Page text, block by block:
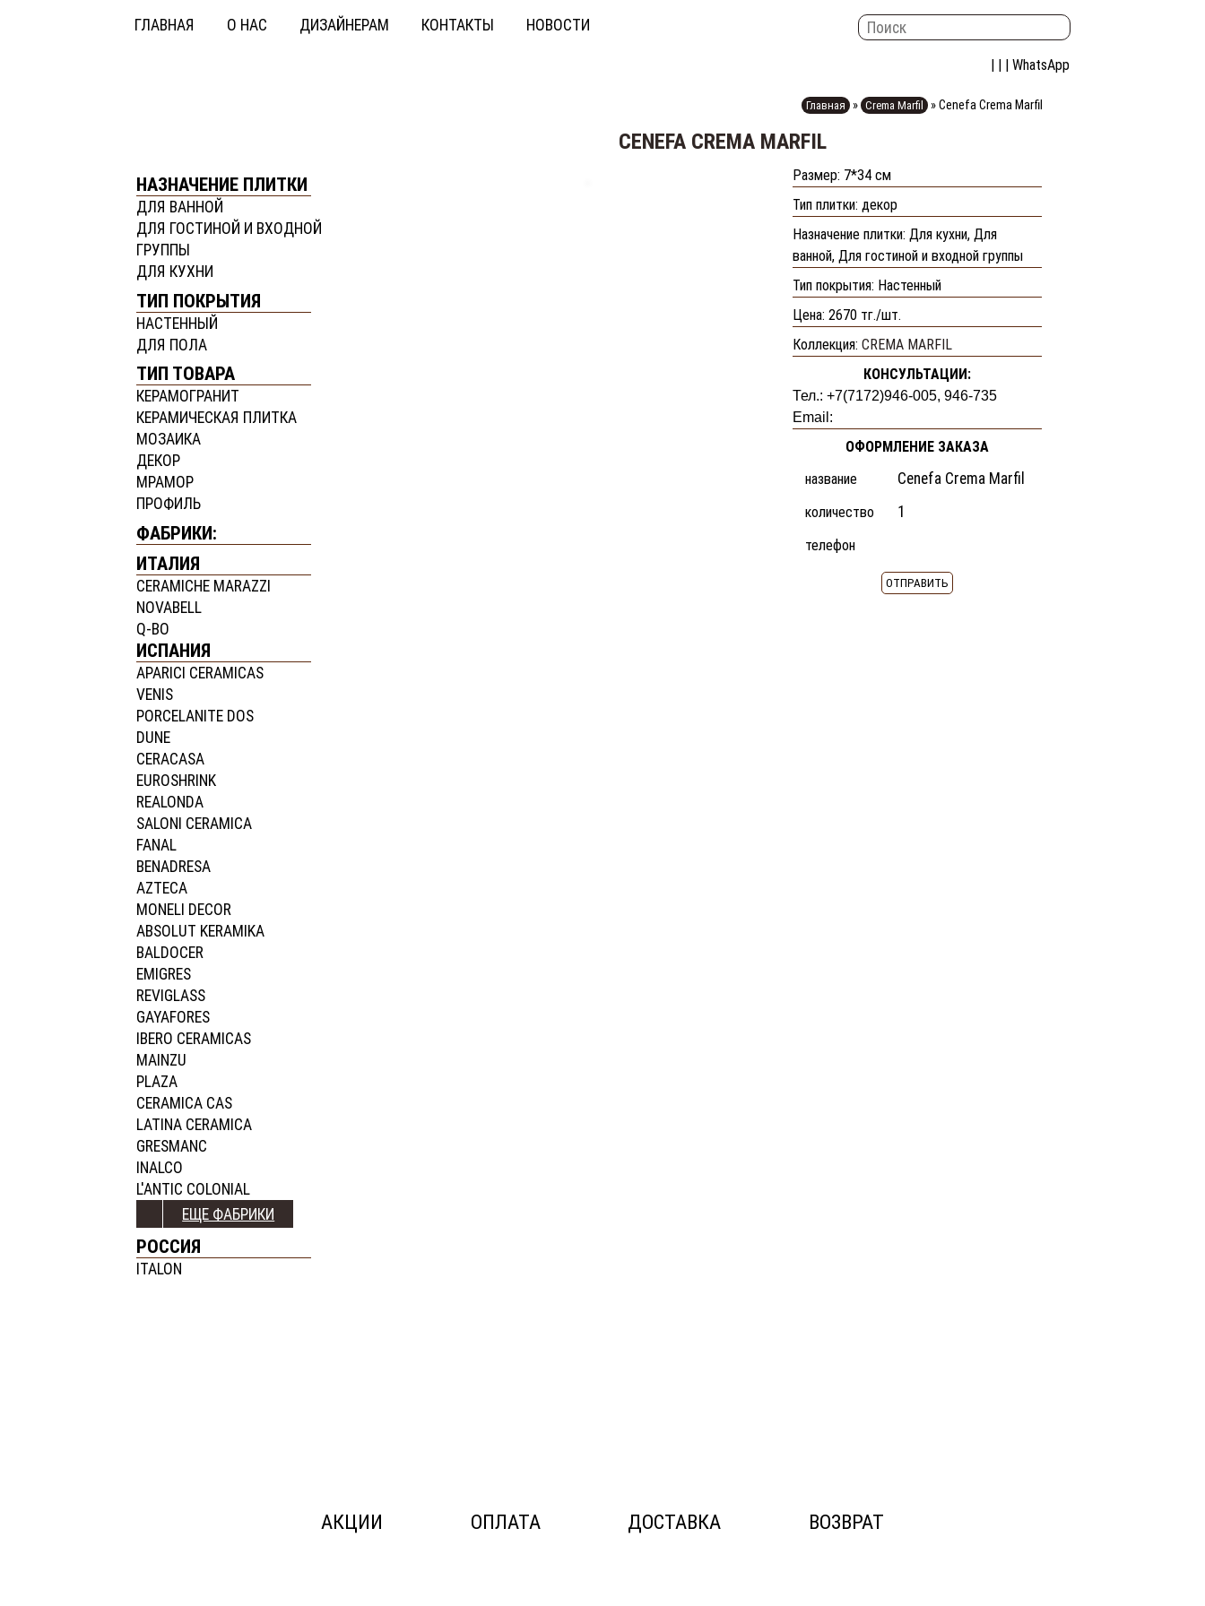
ГЛАВНАЯ О НАС ДИЗАЙНЕРАМ КОНТАКТЫ НОВОСТИ
| | | WhatsApp
НАЗНАЧЕНИЕ ПЛИТКИ
ДЛЯ ВАННОЙ
ДЛЯ ГОСТИНОЙ И ВХОДНОЙ
ГРУППЫ
ДЛЯ КУХНИ
ТИП ПОКРЫТИЯ
НАСТЕННЫЙ
ДЛЯ ПОЛА
ТИП ТОВАРА
КЕРАМОГРАНИТ
КЕРАМИЧЕСКАЯ ПЛИТКА
МОЗАИКА
ДЕКОР
МРАМОР
ПРОФИЛЬ
ФАБРИКИ:
ИТАЛИЯ
CERAMICHE MARAZZI
NOVABELL
Q-BO
ИСПАНИЯ
APARICI CERAMICAS
VENIS
PORCELANITE DOS
DUNE
CERACASA
EUROSHRINK
REALONDA
SALONI CERAMICA
FANAL
BENADRESA
AZTECA
MONELI DECOR
ABSOLUT KERAMIKA
BALDOCER
EMIGRES
REVIGLASS
GAYAFORES
IBERO CERAMICAS
MAINZU
PLAZA
CERAMICA CAS
LATINA CERAMICA
GRESMANC
INALCO
L'ANTIC COLONIAL
ЕЩЕ ФАБРИКИ
РОССИЯ
ITALON
Главная » Crema Marfil »Cenefa Crema Marfil
CENEFA CREMA MARFIL
Размер: 7*34 см
Тип плитки: декор
Назначение плитки: Для кухни, Для
ванной, Для гостиной и входной группы
Тип покрытия: Настенный
Цена:2670 тг./шт.
Коллекция:CREMA MARFIL
КОНСУЛЬТАЦИИ:
Тел.: +7(7172)946-005, 946-735
Email:
ОФОРМЛЕНИЕ ЗАКАЗА
название
количество
телефон
АКЦИИ ОПЛАТА ДОСТАВКА ВОЗВРАТ